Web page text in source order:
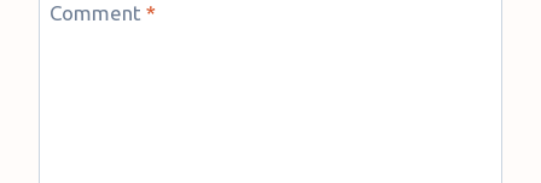
Comment *